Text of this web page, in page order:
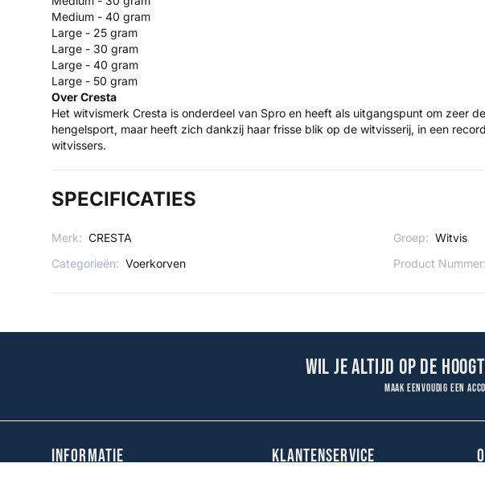
Medium - 40 gram
Large - 25 gram
Large - 30 gram
Large - 40 gram
Large - 50 gram
Over Cresta
Het witvismerk Cresta is onderdeel van Spro en heeft als uitgangspunt om zeer
hengelsport, maar heeft zich dankzij haar frisse blik op de witvisserij, in een
witvissers.
SPECIFICATIES
Merk: CRESTA Groep: Witvis
Categorieën: Voerkorven Product Nummer:
Wil je altijd op de
Maak eenvoudig een
INFORMATIE KLANTENSERVICE